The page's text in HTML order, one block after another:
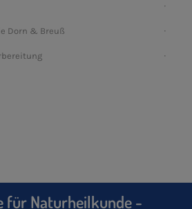
Dorn & Breuß
für Naturheilkunde -